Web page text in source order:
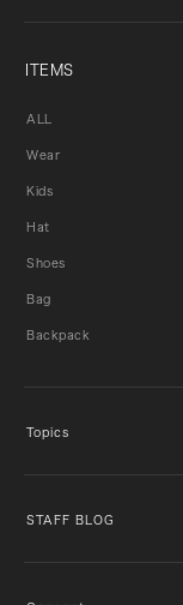
ITEMS
ALL
Wear
Kids
Hat
Shoes
Bag
Backpack
Topics
STAFF BLOG